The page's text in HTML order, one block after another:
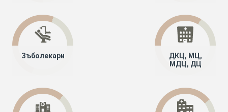
Зъболекари
ДКЦ, МЦ,
МДЦ, ДЦ